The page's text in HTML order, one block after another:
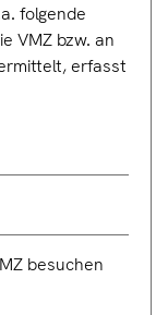
folgende
VMZ bzw. an
erfasst
besuchen